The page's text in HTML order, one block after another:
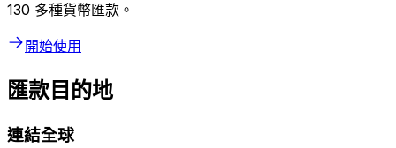
130 多種貨幣匯款。
開始使用
匯款目的地
連結全球